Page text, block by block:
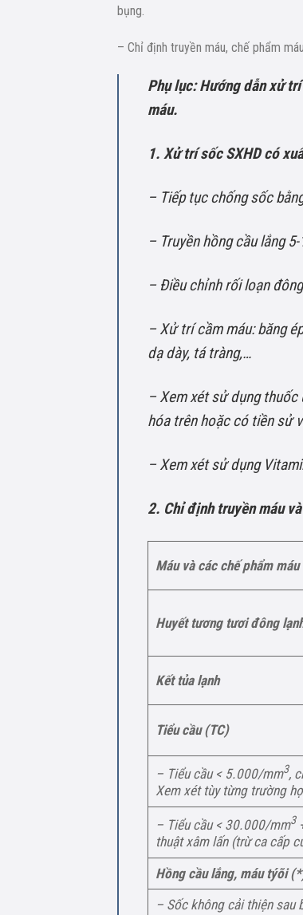
bụng.
– Chỉ định truyền máu, chế phẩm
Phụ lục: Hướng dẫn xử
máu.
1. Xử trí sốc SXHD có
– Tiếp tục chống sốc
– Truyền hồng cầu lắng
– Ðiều chỉnh rối loạn
– Xử trí cầm máu: băng
dạ dày, tá tràng,…
– Xem xét sử dụng
hóa trên hoặc có tiền sử
– Xem xét sử dụng
2. Chỉ định truyền máu
Máu và các chế phẩm máu
Huyết tương tươi đông
Kết tủa lạnh
Tiểu cầu (TC)
– Tiểu cầu < 5.000/mm3,
Xem xét tùy từng trường
– Tiểu cầu < 30.000/mm3
thuật xâm lấn (trừ ca cấp
Hồng cầu lắng, máu týõi
– Sốc không cải thiện sau